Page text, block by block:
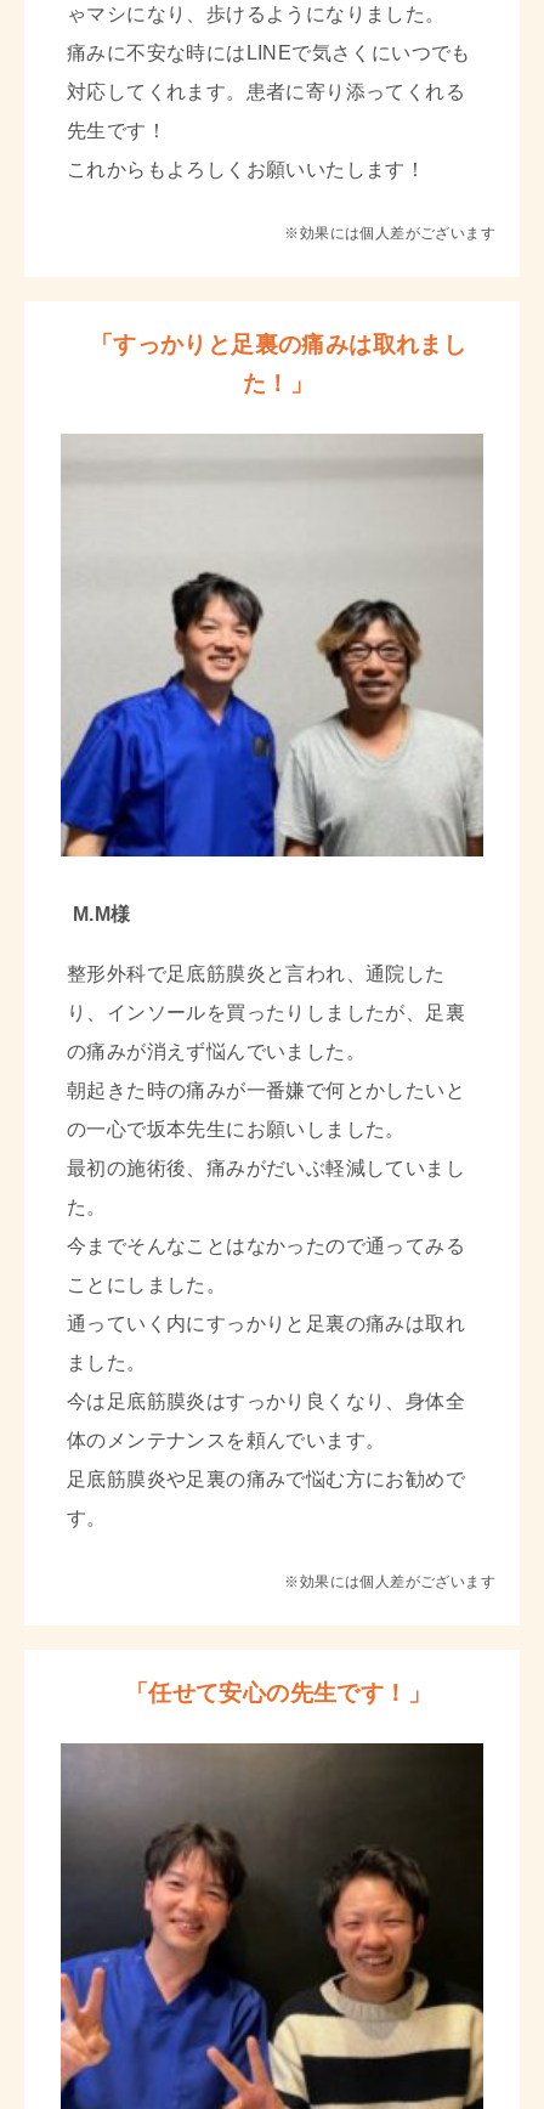
ゃマシになり、歩けるようになりました。
痛みに不安な時にはLINEで気さくにいつでも
対応してくれます。患者に寄り添ってくれる
先生です！
これからもよろしくお願いいたします！
※効果には個人差がございます
「すっかりと足裏の痛みは取れまし
た！」
M.M様
整形外科で足底筋膜炎と言われ、通院した
り、インソールを買ったりしましたが、足裏
の痛みが消えず悩んでいました。
朝起きた時の痛みが一番嫌で何とかしたいと
の一心で坂本先生にお願いしました。
最初の施術後、痛みがだいぶ軽減していまし
た。
今までそんなことはなかったので通ってみる
ことにしました。
通っていく内にすっかりと足裏の痛みは取れ
ました。
今は足底筋膜炎はすっかり良くなり、身体全
体のメンテナンスを頼んでいます。
足底筋膜炎や足裏の痛みで悩む方にお勧めで
す。
※効果には個人差がございます
「任せて安心の先生です！」